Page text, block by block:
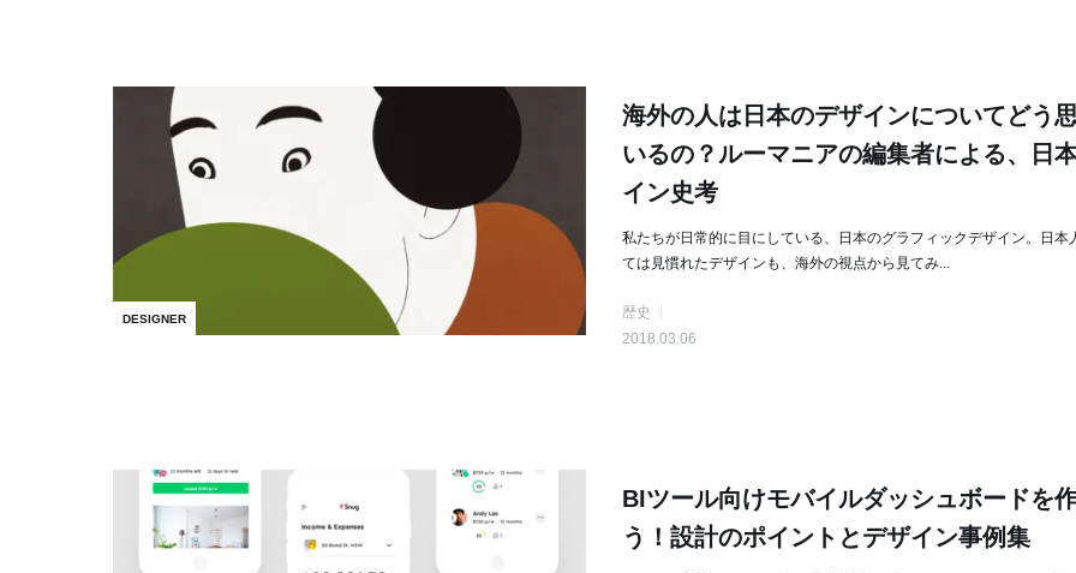
DESIGNER
海外の人は日本のデザインについてどう
いるの？ルーマニアの編集者による、日
イン史考
私たちが日常的に目にしている、日本のグラフィックデザイン。日本
ては見慣れたデザインも、海外の視点から見てみ...
歴史
2018.03.06
BIツール向けモバイルダッシュボードを
う！設計のポイントとデザイン事例集